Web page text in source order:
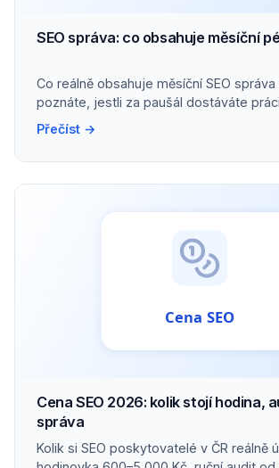
SEO správa: co obsahuje měsíční
Co reálně obsahuje měsíční SEO správa
poznáte, jestli za paušál dostáváte
přehled.
Přečíst →
Cena SEO 2026: kolik stojí hodina,
správa
Kolik si SEO poskytovatelé v ČR reálně